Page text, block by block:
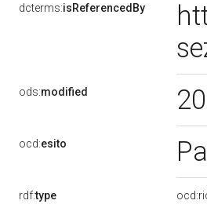
dcterms:isReferencedBy
ods:modified
ocd:esito
rdf:type